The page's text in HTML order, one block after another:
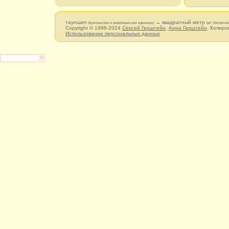
тауншип (Британские и американские единицы) → квадратный метр (м²,
Copyright © 1996-2024 Сергей Герштейн Анна Герштейн .
Использование персональных данных